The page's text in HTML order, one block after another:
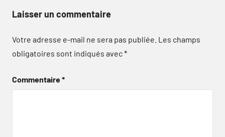
Laisser un commentaire
Votre adresse e-mail ne sera pas publiée. Les champs
obligatoires sont indiqués avec*
Commentaire*